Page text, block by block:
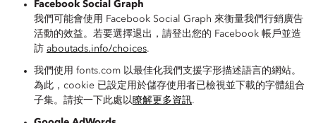
Facebook Social Graph
我們可能會使用 Facebook Social Graph 來衡量我們行銷廣告
活動的效益。若要選擇退出，請登出您的 Facebook 帳戶並造
訪 aboutads.info/choices.
我們使用 fonts.com 以最佳化我們支援字形描述語言的網站。
為此，cookie 已設定用於儲存使用者已檢視並下載的字體組合
子集。請按一下此處以瞭解更多資訊.